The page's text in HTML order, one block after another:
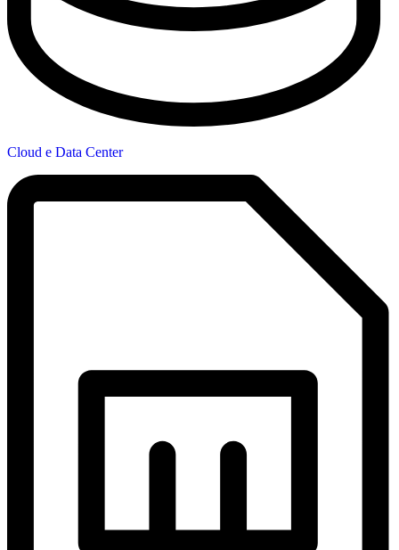
Cloud e Data Center